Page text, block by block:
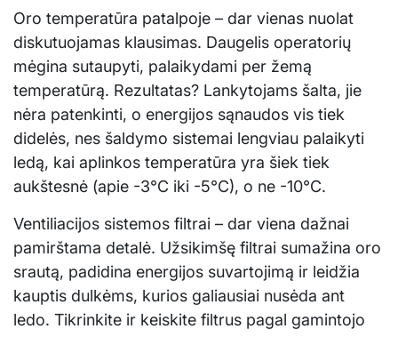
Oro temperatūra patalpoje – dar vienas nuolat
diskutuojamas klausimas. Daugelis operatorių
mėgina sutaupyti, palaikydami per žemą
temperatūrą. Rezultatas? Lankytojams šalta, jie
nėra patenkinti, o energijos sąnaudos vis tiek
didelės, nes šaldymo sistemai lengviau palaikyti
ledą, kai aplinkos temperatūra yra šiek tiek
aukštesnė (apie -3°C iki -5°C), o ne -10°C.
Ventiliacijos sistemos filtrai – dar viena dažnai
pamirštama detalė. Užsikimšę filtrai sumažina oro
srautą, padidina energijos suvartojimą ir leidžia
kauptis dulkėms, kurios galiausiai nusėda ant
ledo. Tikrinkite ir keiskite filtrus pagal gamintojo